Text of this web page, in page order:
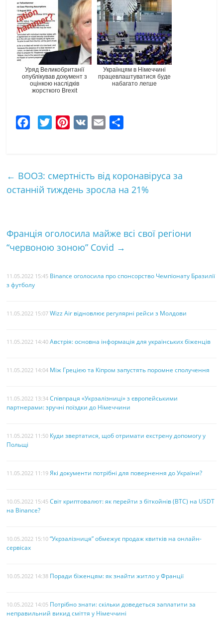
Уряд Великобританії
опублікував документ з
оцінкою наслідків
жорсткого Brexit
Українцям в Німеччині
працевлаштуватися буде
набагато легше
b
o
t
e
e
r
t
l
к
а
← ВООЗ: смертність від коронавіруса за
останній тиждень зросла на 21%
Франція оголосила майже всі свої регіони
“червоною зоною” Covid →
11.05.2022 15:45 Binance оголосила про спонсорство Чемпіонату Бразилії
з футболу
11.05.2022 15:07 Wizz Air відновлює регулярні рейси з Молдови
11.05.2022 14:40 Австрія: основна інформація для українських біженців
11.05.2022 14:04 Між Грецією та Кіпром запустять поромне сполучення
11.05.2022 13:34 Співпраця «Укрзалізниці» з європейськими
партнерами: зручні поїздки до Німеччини
11.05.2022 11:50 Куди звертатися, щоб отримати екстрену допомогу у
Польщі
11.05.2022 11:19 Які документи потрібні для повернення до України?
10.05.2022 15:45 Світ криптовалют: як перейти з біткойнів (BTC) на USDT
на Binance?
10.05.2022 15:10 “Укрзалізниця” обмежує продаж квитків на онлайн-
сервісах
10.05.2022 14:38 Поради біженцям: як знайти житло у Франції
10.05.2022 14:05 Потрібно знати: скільки доведеться заплатити за
неправильний викид сміття у Німеччині